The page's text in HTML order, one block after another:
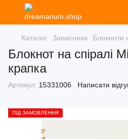
Каталог Записники Блокноти
Блокнот на спіралі
крапка
Артикул: 15331006 Написати
ПІД ЗАМОВЛЕННЯ